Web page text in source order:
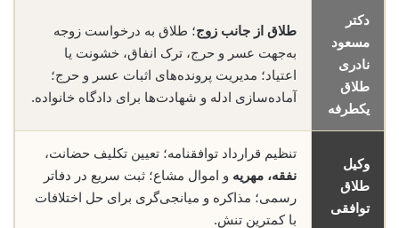
دکتر
مسعود
نادری
طلاق
یکطرفه
طلاق از جانب زوج؛ طلاق به درخواست زوجه
به‌جهت عسر و حرج، ترک انفاق، خشونت یا
اعتیاد؛ مدیریت پرونده‌های اثبات عسر و حرج؛
آماده‌سازی ادله و شهادت‌ها برای دادگاه خانواده.
وکیل
طلاق
توافقی
تنظیم قرارداد توافقنامه؛ تعیین تکلیف حضانت،
نفقه، مهریه و اموال مشاع؛ ثبت سریع در دفاتر
رسمی؛ مذاکره و میانجی‌گری برای حل اختلافات
با کمترین تنش.